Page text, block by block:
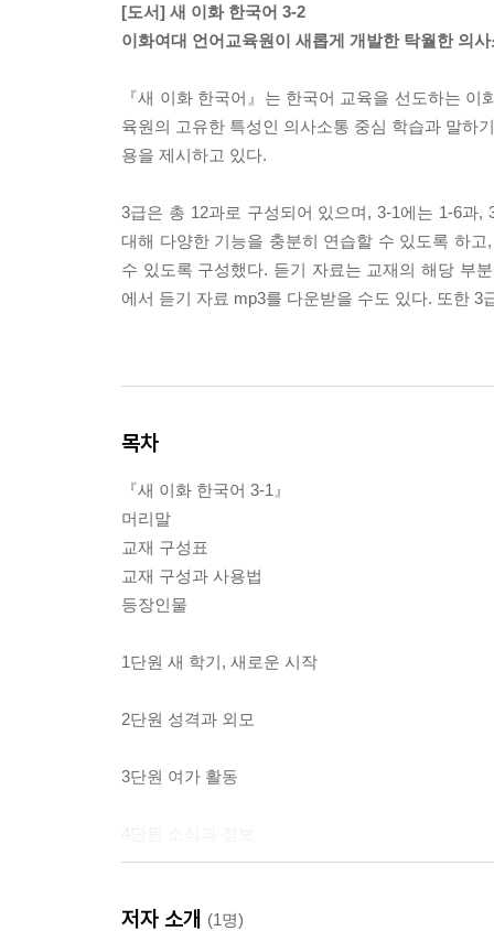
[도서] 새 이화 한국어 3-2
이화여대 언어교육원이 새롭게 개발한 탁월한 의
『새 이화 한국어』는 한국어 교육을 선도하는
육원의 고유한 특성인 의사소통 중심 학습과 말하
용을 제시하고 있다.
3급은 총 12과로 구성되어 있으며, 3-1에는 1-6과
대해 다양한 기능을 충분히 연습할 수 있도록 하
수 있도록 구성했다. 듣기 자료는 교재의 해당 부
에서 듣기 자료 mp3를 다운받을 수도 있다. 또한
목차
『새 이화 한국어 3-1』
머리말
교재 구성표
교재 구성과 사용법
등장인물
1단원 새 학기, 새로운 시작
2단원 성격과 외모
3단원 여가 활동
저자 소개 (1명)